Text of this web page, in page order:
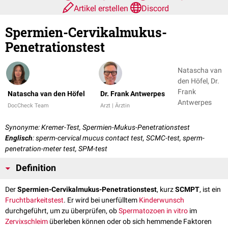
Artikel erstellen
Discord
Spermien-Cervikalmukus-
Penetrationstest
Natascha van den Höfel
DocCheck Team
Dr. Frank Antwerpes
Arzt | Ärztin
Natascha van
den Höfel, Dr.
Frank
Antwerpes
Synonyme: Kremer-Test, Spermien-Mukus-Penetrationstest
Englisch: sperm-cervical mucus contact test, SCMC-test, sperm-
penetration-meter test, SPM-test
Definition
DerSpermien-Cervikalmukus-Penetrationstest, kurzSCMPT, ist ein
Fruchtbarkeitstest. Er wird bei unerfülltem Kinderwunsch
durchgeführt, um zu überprüfen, obSpermatozoen in vitro im
Zervixschleim überleben können oder ob sich hemmende Faktoren